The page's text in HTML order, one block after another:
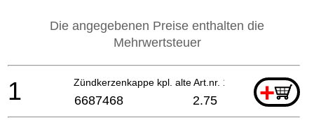
Die angegebenen Preise enthalten die
Mehrwertsteuer
Zündkerzenkappe kpl. alte Art.nr. 157-01570-90 Ti
+
1 6687468 2.75